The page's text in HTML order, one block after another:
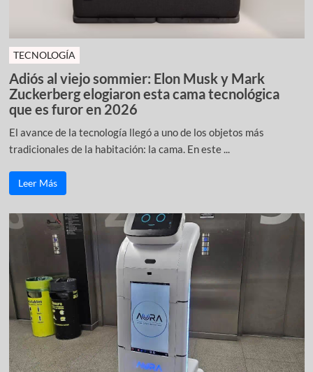
TECNOLOGÍA
Adiós al viejo sommier: Elon Musk y Mark
Zuckerberg elogiaron esta cama tecnológica
que es furor en 2026
El avance de la tecnología llegó a uno de los objetos más
tradicionales de la habitación: la cama. En este ...
Leer Más